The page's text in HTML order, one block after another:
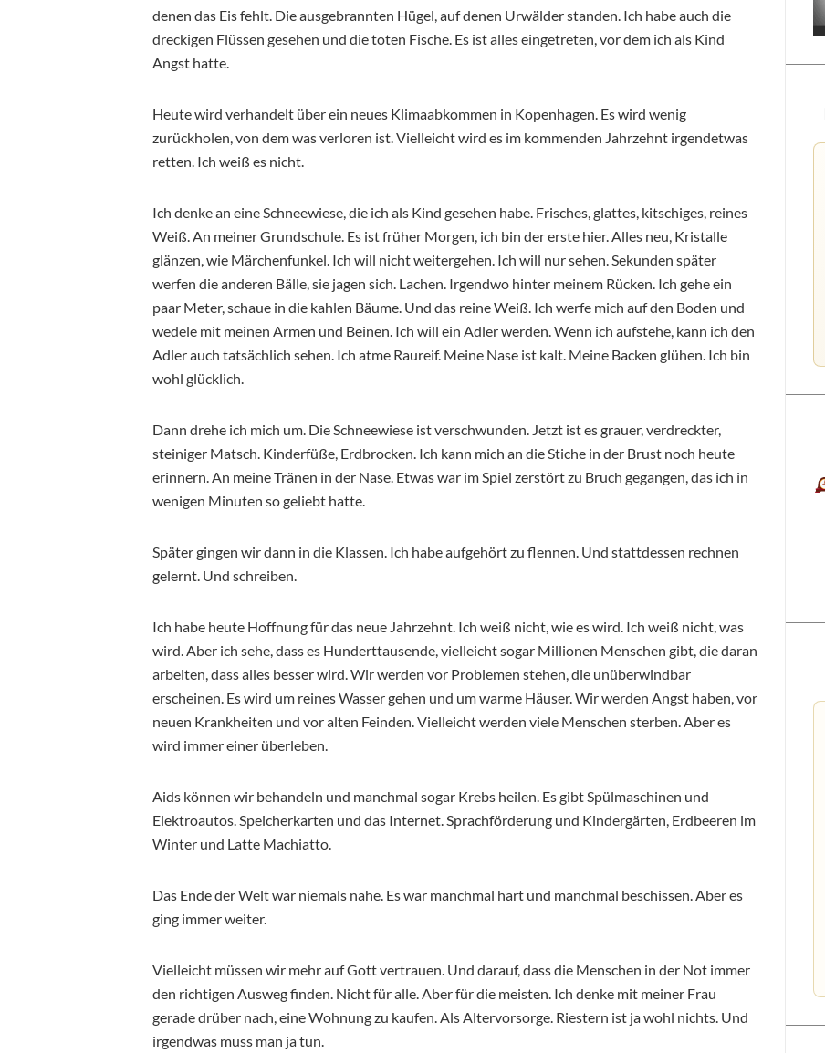
denen das Eis fehlt. Die ausgebrannten Hügel, auf denen Urwälder standen. Ich habe auch die
dreckigen Flüssen gesehen und die toten Fische. Es ist alles eingetreten, vor dem ich als Kind
Angst hatte.
Heute wird verhandelt über ein neues Klimaabkommen in Kopenhagen. Es wird wenig
zurückholen, von dem was verloren ist. Vielleicht wird es im kommenden Jahrzehnt irgendetwas
retten. Ich weiß es nicht.
Ich denke an eine Schneewiese, die ich als Kind gesehen habe. Frisches, glattes, kitschiges, reines
Weiß. An meiner Grundschule. Es ist früher Morgen, ich bin der erste hier. Alles neu, Kristalle
glänzen, wie Märchenfunkel. Ich will nicht weitergehen. Ich will nur sehen. Sekunden später
werfen die anderen Bälle, sie jagen sich. Lachen. Irgendwo hinter meinem Rücken. Ich gehe ein
paar Meter, schaue in die kahlen Bäume. Und das reine Weiß. Ich werfe mich auf den Boden und
wedele mit meinen Armen und Beinen. Ich will ein Adler werden. Wenn ich aufstehe, kann ich den
Adler auch tatsächlich sehen. Ich atme Raureif. Meine Nase ist kalt. Meine Backen glühen. Ich bin
wohl glücklich.
Dann drehe ich mich um. Die Schneewiese ist verschwunden. Jetzt ist es grauer, verdreckter,
steiniger Matsch. Kinderfüße, Erdbrocken. Ich kann mich an die Stiche in der Brust noch heute
erinnern. An meine Tränen in der Nase. Etwas war im Spiel zerstört zu Bruch gegangen, das ich in
wenigen Minuten so geliebt hatte.
Später gingen wir dann in die Klassen. Ich habe aufgehört zu flennen. Und stattdessen rechnen
gelernt. Und schreiben.
Ich habe heute Hoffnung für das neue Jahrzehnt. Ich weiß nicht, wie es wird. Ich weiß nicht, was
wird. Aber ich sehe, dass es Hunderttausende, vielleicht sogar Millionen Menschen gibt, die daran
arbeiten, dass alles besser wird. Wir werden vor Problemen stehen, die unüberwindbar
erscheinen. Es wird um reines Wasser gehen und um warme Häuser. Wir werden Angst haben, vor
neuen Krankheiten und vor alten Feinden. Vielleicht werden viele Menschen sterben. Aber es
wird immer einer überleben.
Aids können wir behandeln und manchmal sogar Krebs heilen. Es gibt Spülmaschinen und
Elektroautos. Speicherkarten und das Internet. Sprachförderung und Kindergärten, Erdbeeren im
Winter und Latte Machiatto.
Das Ende der Welt war niemals nahe. Es war manchmal hart und manchmal beschissen. Aber es
ging immer weiter.
Vielleicht müssen wir mehr auf Gott vertrauen. Und darauf, dass die Menschen in der Not immer
den richtigen Ausweg finden. Nicht für alle. Aber für die meisten. Ich denke mit meiner Frau
gerade drüber nach, eine Wohnung zu kaufen. Als Altervorsorge. Riestern ist ja wohl nichts. Und
irgendwas muss man ja tun.